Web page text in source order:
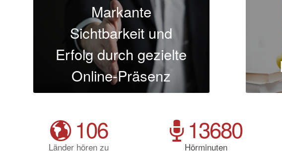
Markante
Sichtbarkeit und
Erfolg durch gezielte
Online-Präsenz
106
Länder hören zu
13680
Hörminuten